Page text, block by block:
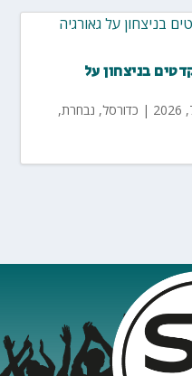
בניצחון על
| כדורסל, נבחרת,